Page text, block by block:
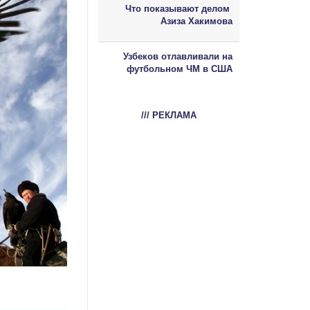
Что показывают делом
Азиза Хакимова
Узбеков отлавливали на
футбольном ЧМ в США
/// РЕКЛАМА